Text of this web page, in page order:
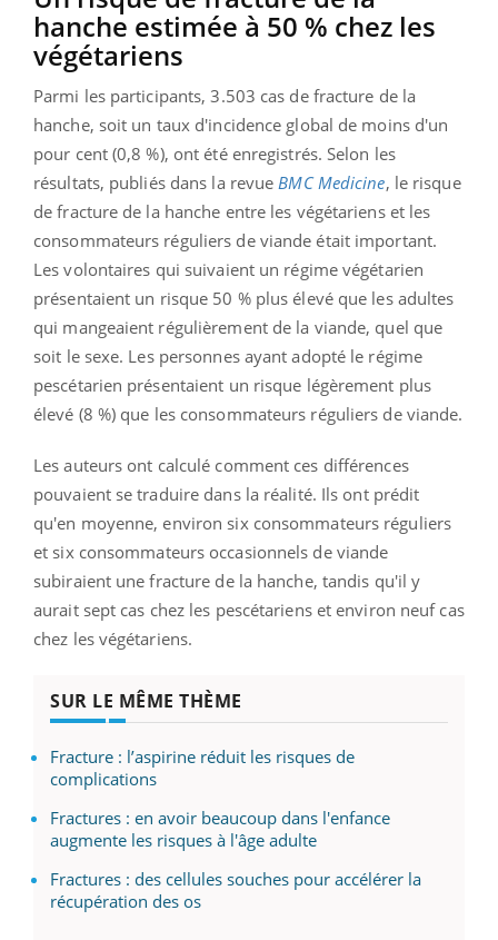
hanche estimée à 50 % chez les
végétariens
Parmi les participants, 3.503 cas de fracture de la
hanche, soit un taux d'incidence global de moins d'un
pour cent (0,8 %), ont été enregistrés. Selon les
résultats, publiés dans la revue BMC Medicine, le risque
de fracture de la hanche entre les végétariens et les
consommateurs réguliers de viande était important.
Les volontaires qui suivaient un régime végétarien
présentaient un risque 50 % plus élevé que les adultes
qui mangeaient régulièrement de la viande, quel que
soit le sexe. Les personnes ayant adopté le régime
pescétarien présentaient un risque légèrement plus
élevé (8 %) que les consommateurs réguliers de viande.
Les auteurs ont calculé comment ces différences
pouvaient se traduire dans la réalité. Ils ont prédit
qu'en moyenne, environ six consommateurs réguliers
et six consommateurs occasionnels de viande
subiraient une fracture de la hanche, tandis qu'il y
aurait sept cas chez les pescétariens et environ neuf cas
chez les végétariens.
SUR LE MÊME THÈME
Fracture : l’aspirine réduit les risques de
complications
Fractures : en avoir beaucoup dans l'enfance
augmente les risques à l'âge adulte
Fractures : des cellules souches pour accélérer la
récupération des os